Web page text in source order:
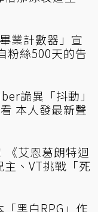
業計數器」宣
粉絲500天的告
詭異「抖動」
本人發最新聲
《艾恩葛朗特迴
、VT挑戰「死
黑白RPG」作